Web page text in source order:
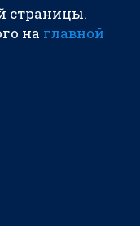
страницы.
на главной